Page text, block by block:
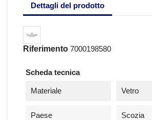
Dettagli del prodotto
Riferimento 7000198580
Scheda tecnica
Materiale Vetro
Paese Scozia